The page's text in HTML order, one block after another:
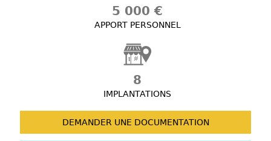
5 000 €
APPORT PERSONNEL
8
IMPLANTATIONS
DEMANDER UNE DOCUMENTATION